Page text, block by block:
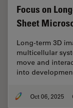
Focus on
Sheet
Long-term 3D
multicellular
move and
into
Oct 06, 2025